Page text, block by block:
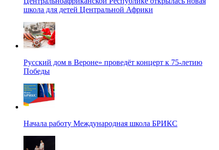
школа для детей Центральной Африки
Русский дом в Вероне» проведёт концерт к 75-летию
Победы
Начала работу Международная школа БРИКС